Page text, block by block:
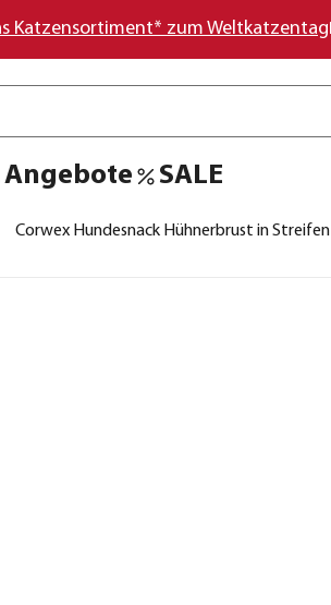
Katzensortiment* zum Weltkatzentag
Angebote SALE
Corwex Hundesnack Hühnerbrust in Streifen